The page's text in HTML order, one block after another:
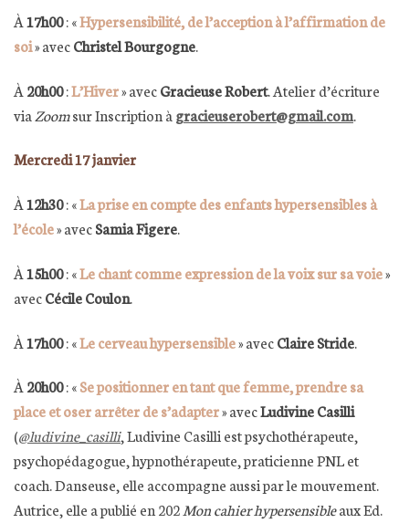
À 17h00: «Hypersensibilité, de l’acception à l’affirmation de
soi» avecChristel Bourgogne.
À 20h00:L’Hiver» avecGracieuse Robert. Atelier d’écriture
via Zoomsur Inscription à gracieuserobert@gmail.com.
Mercredi 17 janvier
À 12h30: «La prise en compte des enfants hypersensibles à
l’école» avecSamia Figere.
À 15h00: «Le chant comme expression de la voix sur sa voie»
avecCécile Coulon.
À 17h00: «Le cerveau hypersensible» avecClaire Stride.
À 20h00: «Se positionner en tant que femme, prendre sa
place et oser arrêter de s’adapter» avecLudivine Casilli
(@ludivine_casilli, Ludivine Casilli est psychothérapeute,
psychopédagogue, hypnothérapeute, praticienne PNL et
coach. Danseuse, elle accompagne aussi par le mouvement.
Autrice, elle a publié en 202 Mon cahier hypersensibleaux Ed.